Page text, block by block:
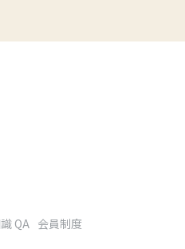
QA 会員制度